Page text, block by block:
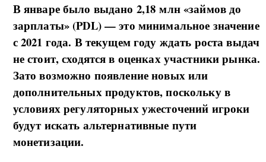
В январе было выдано 2,18 млн «займов до
зарплаты» (PDL) — это минимальное значение
с 2021 года. В текущем году ждать роста выдач
не стоит, сходятся в оценках участники рынка.
Зато возможно появление новых или
дополнительных продуктов, поскольку в
условиях регуляторных ужесточений игроки
будут искать альтернативные пути
монетизации.